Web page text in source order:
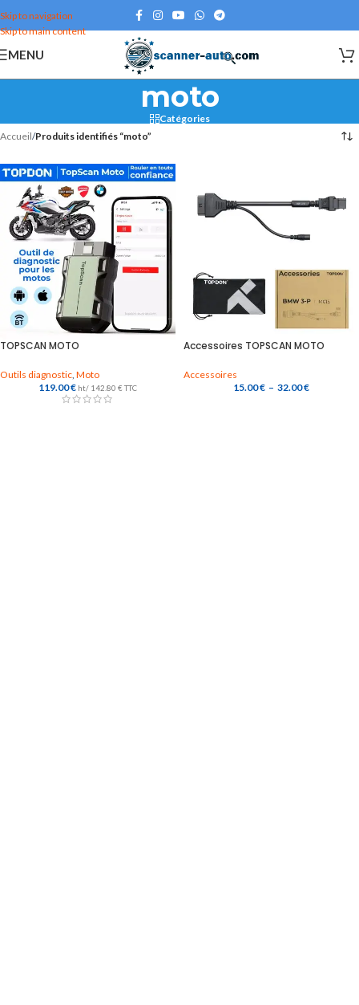
Skip to navigation
Skip to main content
MENU
moto
Catégories
Accueil/Produits identifiés “moto”
TOPSCAN MOTO
Outils diagnostic, Moto
119.00€ ht/ 142.80 € TTC
Accessoires TOPSCAN MOTO
Accessoires
15.00€ – 32.00€